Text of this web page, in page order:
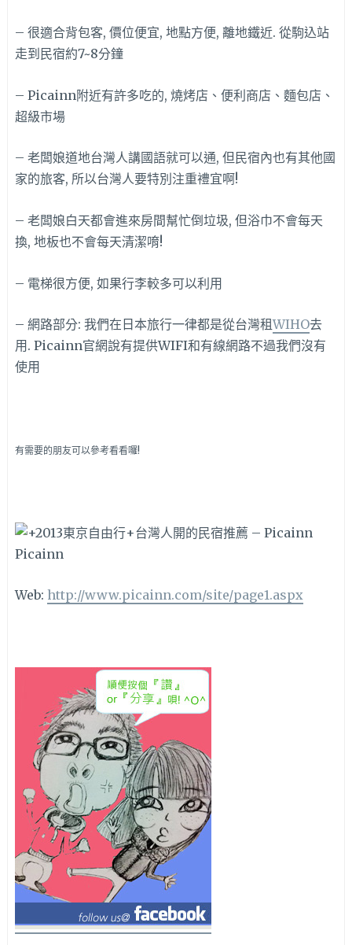
– 很適合背包客, 價位便宜, 地點方便, 離地鐵近. 從駒込站
走到民宿約7~8分鐘
– Picainn附近有許多吃的, 燒烤店、便利商店、麵包店、
超級市場
– 老闆娘道地台灣人講國語就可以通, 但民宿內也有其他國
家的旅客, 所以台灣人要特別注重禮宜啊!
– 老闆娘白天都會進來房間幫忙倒垃圾, 但浴巾不會每天
換, 地板也不會每天清潔唷!
– 電梯很方便, 如果行李較多可以利用
– 網路部分: 我們在日本旅行一律都是從台灣租WIHO去
用. Picainn官網說有提供WIFI和有線網路不過我們沒有
使用
有需要的朋友可以參考看看囉!
Picainn
Web: http://www.picainn.com/site/page1.aspx